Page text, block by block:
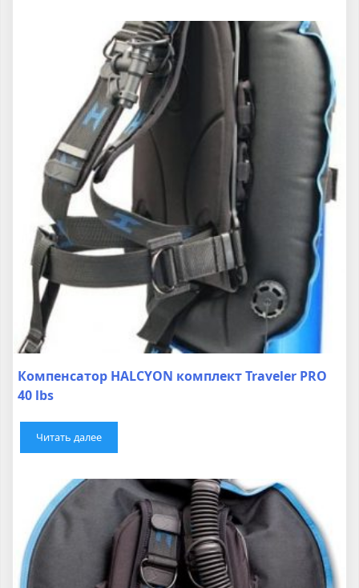
Компенсатор HALCYON комплект Traveler PRO
40 lbs
Читать далее